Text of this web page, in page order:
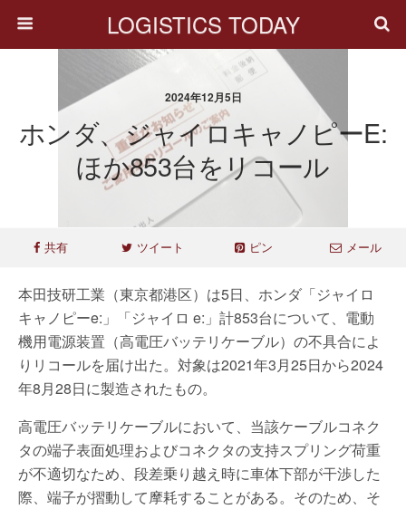
LOGISTICS TODAY
2024年12月5日
ホンダ、ジャイロキャノピーe:
ほか853台をリコール
共有 ツイート ピン メール
本田技研工業（東京都港区）は5日、ホンダ「ジャイロ
キャノピーe:」「ジャイロ e:」計853台について、電動
機用電源装置（高電圧バッテリケーブル）の不具合によ
りリコールを届け出た。対象は2021年3月25日から2024
年8月28日に製造されたもの。
高電圧バッテリケーブルにおいて、当該ケーブルコネク
タの端子表面処理およびコネクタの支持スプリング荷重
が不適切なため、段差乗り越え時に車体下部が干渉した
際、端子が摺動して摩耗することがある。そのため、そ